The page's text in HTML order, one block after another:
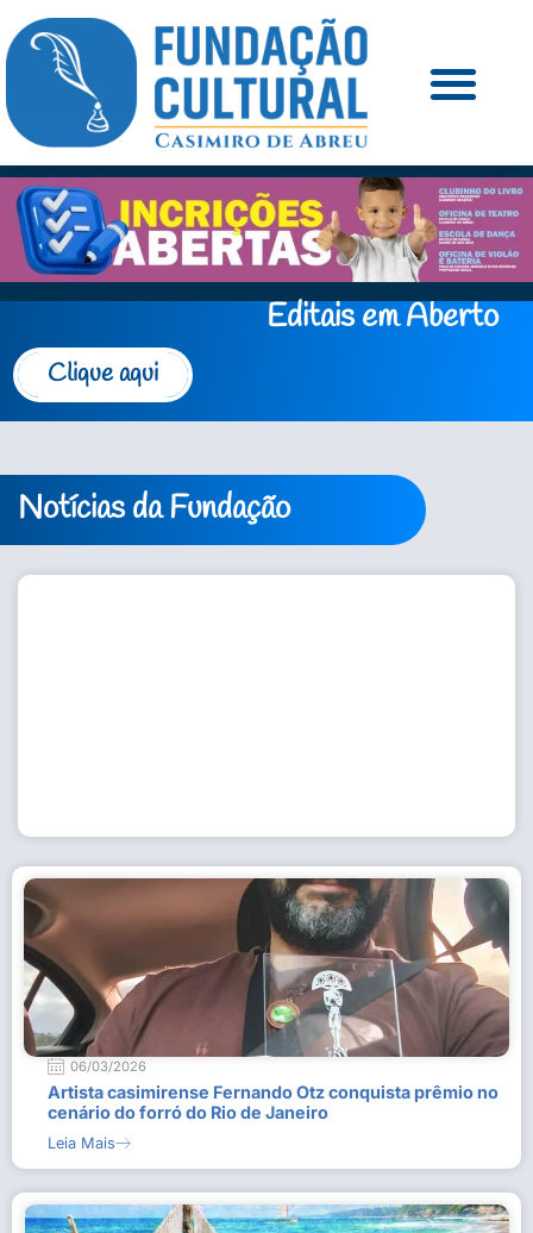
Editais em Aberto
Clique aqui
Notícias da Fundação
06/03/2026
Artista casimirense Fernando Otz conquista prêmio no
cenário do forró do Rio de Janeiro
Leia Mais